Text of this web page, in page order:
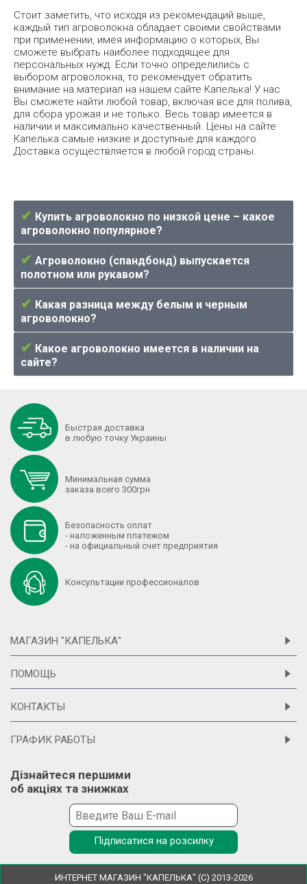
Стоит заметить, что исходя из рекомендаций выше,
каждый тип агроволокна обладает своими свойствами
при применении, имея информацию о которых, Вы
сможете выбрать наиболее подходящее для
персональных нужд. Если точно определились с
выбором агроволокна, то рекомендует обратить
внимание на материал на нашем сайте Капелька! У нас
Вы сможете найти любой товар, включая все для полива,
для сбора урожая и не только. Весь товар имеется в
наличии и максимально качественный. Цены на сайте
Капелька самые низкие и доступные для каждого.
Доставка осуществляется в любой город страны.
✔ Купить агроволокно по низкой цене – какое
агроволокно популярное?
✔ Агроволокно (спандбонд) выпускается
полотном или рукавом?
✔ Какая разница между белым и черным
агроволокно?
✔ Какое агроволокно имеется в наличии на
сайте?
Быстрая доставка
в любую точку Украины
Минимальная сумма
заказа всего 300грн
Безопасность оплат
- наложенным платежом
- на официальный счет предприятия
Консультации профессионалов
МАГАЗИН "КАПЕЛЬКА"
ПОМОЩЬ
КОНТАКТЫ
ГРАФИК РАБОТЫ
Дізнайтеся першими
об акціях та знижках
Підписатися на розсилку
ИНТЕРНЕТ МАГАЗИН "КАПЕЛЬКА" (С) 2013-2026